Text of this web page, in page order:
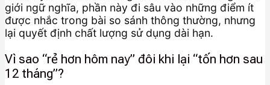
giới ngữ nghĩa, phần này đi sâu vào những điểm ít
được nhắc trong bài so sánh thông thường, nhưng
lại quyết định chất lượng sử dụng dài hạn.
Vì sao “rẻ hơn hôm nay” đôi khi lại “tốn hơn sau
12 tháng”?